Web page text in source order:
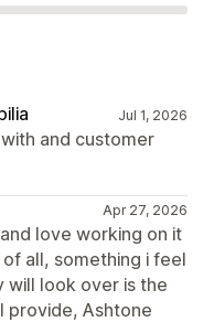
Jul 1, 2026
and customer
Apr 27, 2026
love working on it
all, something i feel
will look over is the
provide, Ashtone